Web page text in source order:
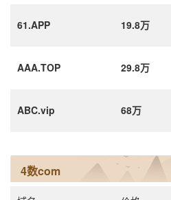
61.APP 19.8万
AAA.TOP 29.8万
ABC.vip 68万
4数com